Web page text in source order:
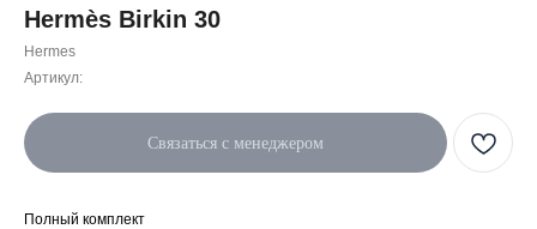
Hermès Birkin 30
Hermes
Артикул:
Связаться с менеджером
Полный комплект